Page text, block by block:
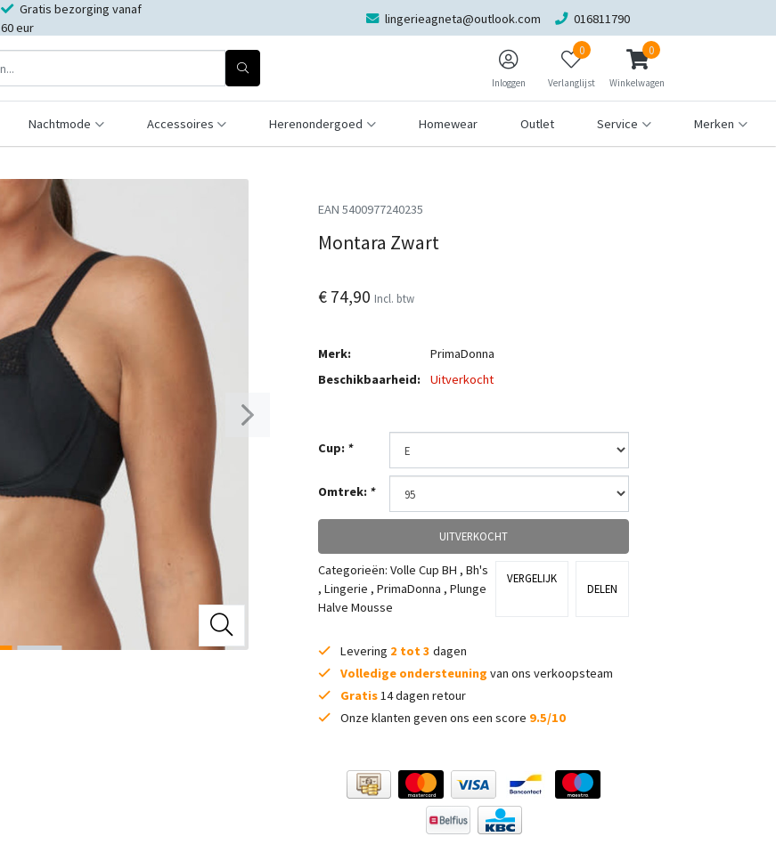
Gratis bezorging vanaf
60 eur
lingerieagneta@outlook.com 016811790
Inloggen
0
Verlanglijst
0
Winkelwagen
Nachtmode Accessoires Herenondergoed Homewear Outlet Service Merken
EAN 5400977240235
Montara Zwart
€ 74,90 Incl. btw
Merk:
PrimaDonna
Beschikbaarheid:
Uitverkocht
Cup: *
Omtrek: *
UITVERKOCHT
Categorieën: Volle Cup BH , Bh's
, Lingerie , PrimaDonna , Plunge
Halve Mousse
VERGELIJK
DELEN
Levering 2 tot 3 dagen
Volledige ondersteuning van ons verkoopsteam
Gratis14 dagen retour
Onze klanten geven ons een score 9.5/10